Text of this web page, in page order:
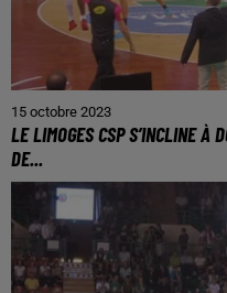
15 octobre 2023
LE LIMOGES CSP S’INCLINE À
DE...